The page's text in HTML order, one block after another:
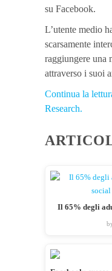
su Facebook.
L’utente medio
scarsamente
raggiungere una
attraverso i suoi
Continua la
Research.
Il 65% degli